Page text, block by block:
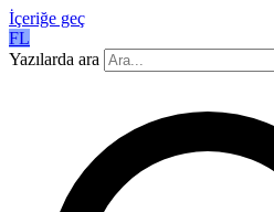
İçeriğe geç
FL
Yazılarda ara